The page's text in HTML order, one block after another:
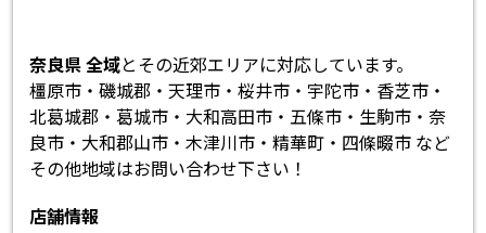
奈良県 全域とその近郊エリアに対応しています。
橿原市・磯城郡・天理市・桜井市・宇陀市・香芝市・
北葛城郡・葛城市・大和高田市・五條市・生駒市・奈
良市・大和郡山市・木津川市・精華町・四條畷市 など
その他地域はお問い合わせ下さい！
店舗情報